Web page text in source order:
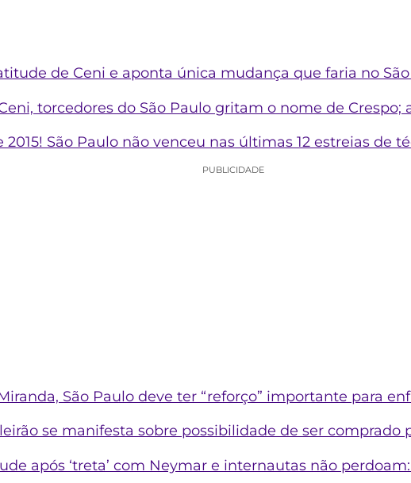
de Ceni e aponta única mudança que faria no
torcedores do São Paulo gritam o nome de Crespo;
2015! São Paulo não venceu nas últimas 12 estreias de
PUBLICIDADE
São Paulo deve ter “reforço” importante para
se manifesta sobre possibilidade de ser comprado
após ‘treta’ com Neymar e internautas não perdoam: